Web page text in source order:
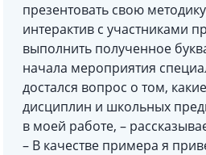
презентовать свою
интерактив с участниками
выполнить полученное
начала мероприятия
достался вопрос о том,
дисциплин и школьных
в моей работе, –
– В качестве примера я